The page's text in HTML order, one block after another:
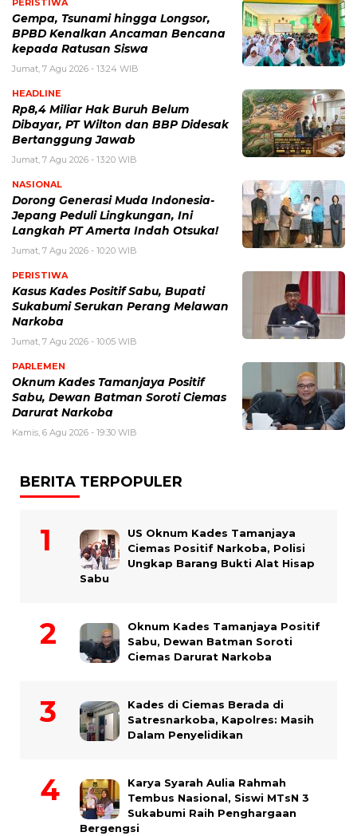
PERISTIWA
Gempa, Tsunami hingga Longsor,
BPBD Kenalkan Ancaman Bencana
kepada Ratusan Siswa
Jumat, 7 Agu 2026 - 13:24 WIB
HEADLINE
Rp8,4 Miliar Hak Buruh Belum
Dibayar, PT Wilton dan BBP Didesak
Bertanggung Jawab
Jumat, 7 Agu 2026 - 13:20 WIB
NASIONAL
Dorong Generasi Muda Indonesia-
Jepang Peduli Lingkungan, Ini
Langkah PT Amerta Indah Otsuka!
Jumat, 7 Agu 2026 - 10:20 WIB
PERISTIWA
Kasus Kades Positif Sabu, Bupati
Sukabumi Serukan Perang Melawan
Narkoba
Jumat, 7 Agu 2026 - 10:05 WIB
PARLEMEN
Oknum Kades Tamanjaya Positif
Sabu, Dewan Batman Soroti Ciemas
Darurat Narkoba
Kamis, 6 Agu 2026 - 19:30 WIB
BERITA TERPOPULER
US Oknum Kades Tamanjaya
Ciemas Positif Narkoba, Polisi
Ungkap Barang Bukti Alat Hisap
Sabu
Oknum Kades Tamanjaya Positif
Sabu, Dewan Batman Soroti
Ciemas Darurat Narkoba
Kades di Ciemas Berada di
Satresnarkoba, Kapolres: Masih
Dalam Penyelidikan
Karya Syarah Aulia Rahmah
Tembus Nasional, Siswi MTsN 3
Sukabumi Raih Penghargaan
Bergengsi